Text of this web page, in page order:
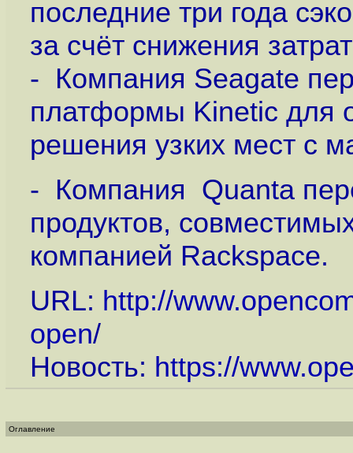
последние три года
за счёт снижения
- Компания Seagate
платформы Kinetic для
решения узких мест с
- Компания Quanta
продуктов,
компанией Rackspace.
URL: http://
open/
Новость: https://
Оглавление